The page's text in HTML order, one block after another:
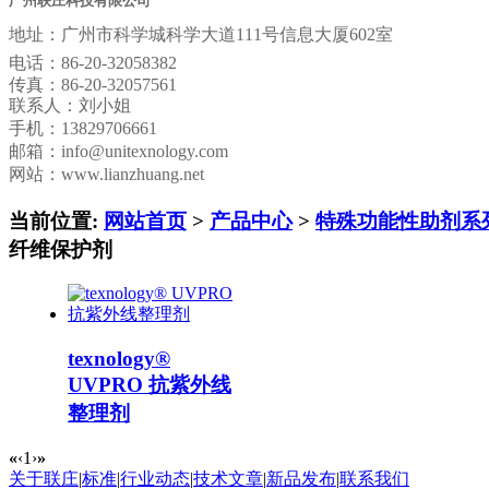
地址： 广州市科学城科学大道111号信息大厦602室
电话： 86-20-32058382
传真： 86-20-32057561
联系人：刘小姐
手机：13829706661
邮箱： info@unitexnology.com
网站：www.lianzhuang.net
当前位置: 网站首页 > 产品中心> 特殊功能性助剂系
纤维保护剂
texnology®
UVPRO 抗紫外线
整理剂
«‹1 ›»
关于联庄|标准|行业动态|技术文章|新品发布|联系我们